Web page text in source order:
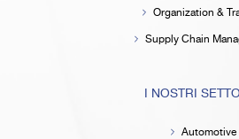
Organization &
Supply Chain
I NOSTRI
Automotive